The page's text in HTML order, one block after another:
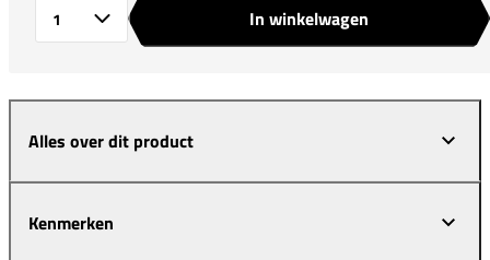
In winkelwagen
Alles over dit product
Kenmerken